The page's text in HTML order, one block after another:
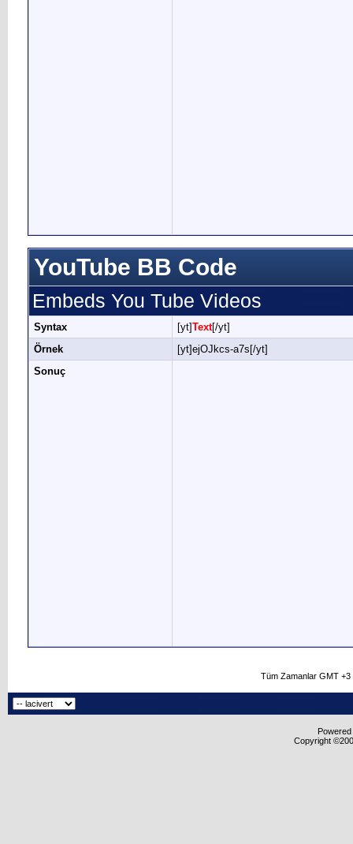
YouTube BB Code
Embeds You Tube Videos
Syntax [yt]Text[/yt]
Örnek
[yt]ejOJkcs-a7s[/yt]
Sonuç
Tüm Zamanlar GMT
Copyright